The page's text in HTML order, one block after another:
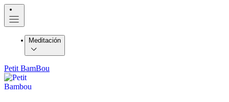
Meditación
Petit BamBou